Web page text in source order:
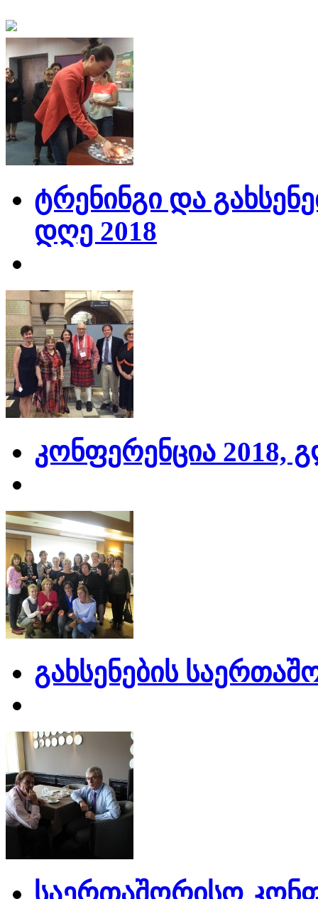
ტრენინგი და
დღე 2018
კონფერენცია 2018,
გახსენების